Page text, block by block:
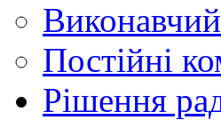
Виконавчий
Постійні
Рішення